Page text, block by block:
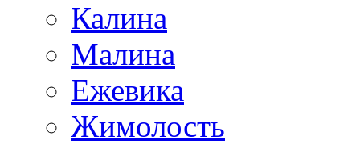
Калина
Малина
Ежевика
Жимолость